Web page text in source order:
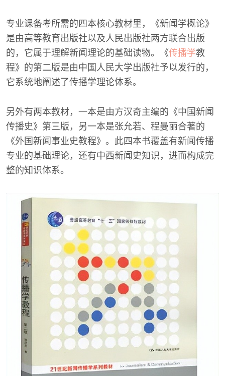
专业课备考所需的四本核心教材里，《新闻学概论》
是由高等教育出版社以及人民出版社两方联合出版
的，它属于理解新闻理论的基础读物。《传播学教
程》的第二版是由中国人民大学出版社予以发行的，
它系统地阐述了传播学理论体系。
另外有两本教材，一本是由方汉奇主编的《中国新闻
传播史》第三版，另一本是张允若、程曼丽合著的
《外国新闻事业史教程》。此四本书覆盖有新闻传播
专业的基础理论，还有中西新闻史知识，进而构成完
整的知识体系。